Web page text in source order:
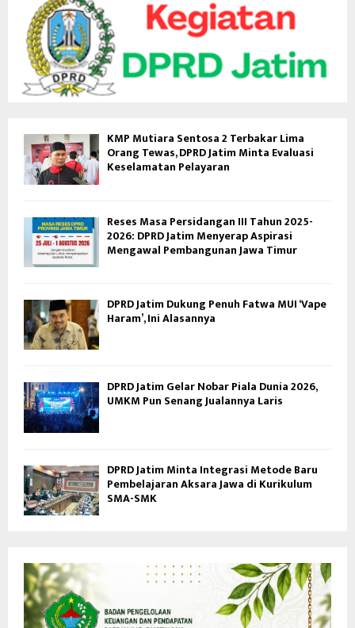
KMP Mutiara Sentosa 2 Terbakar Lima
Orang Tewas, DPRD Jatim Minta Evaluasi
Keselamatan Pelayaran
Reses Masa Persidangan III Tahun 2025-
2026: DPRD Jatim Menyerap Aspirasi
Mengawal Pembangunan Jawa Timur
DPRD Jatim Dukung Penuh Fatwa MUI ‘Vape
Haram’, Ini Alasannya
DPRD Jatim Gelar Nobar Piala Dunia 2026,
UMKM Pun Senang Jualannya Laris
DPRD Jatim Minta Integrasi Metode Baru
Pembelajaran Aksara Jawa di Kurikulum
SMA-SMK